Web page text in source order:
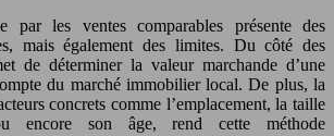
par les ventes comparables présente des
mais également des limites. Du côté des
de déterminer la valeur marchande d’une
du marché immobilier local. De plus, la
concrets comme l’emplacement, la taille
encore son âge, rend cette méthode